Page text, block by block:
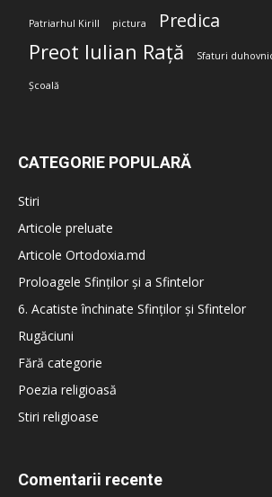
Patriarhul Kirill pictura Predica
Preot Iulian Rață Sfaturi
Școală
CATEGORIE POPULARĂ
Stiri
Articole preluate
Articole Ortodoxia.md
Proloagele Sfinților și a Sfintelor
6. Acatiste închinate Sfinților și Sfintelor
Rugăciuni
Fără categorie
Poezia religioasă
Stiri religioase
Comentarii recente